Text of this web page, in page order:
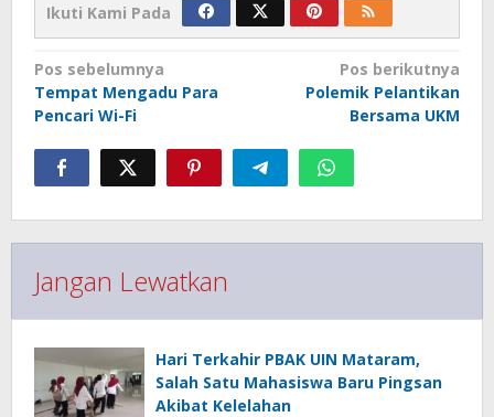
Ikuti Kami Pada
Navigasi
pos
Pos sebelumnya
Tempat Mengadu Para
Pencari Wi-Fi
Pos berikutnya
Polemik Pelantikan
Bersama UKM
Jangan Lewatkan
Hari Terkahir PBAK UIN Mataram,
Salah Satu Mahasiswa Baru Pingsan
Akibat Kelelahan